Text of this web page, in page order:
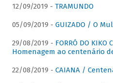
12/09/2019 - TRAMUNDO
05/09/2019 - GUIZADO / O
29/08/2019 - FORRÓ DO KIKO
Homenagem ao centenário
22/08/2019 - CAIANA /